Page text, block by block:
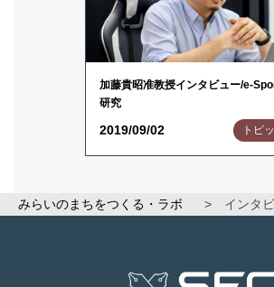
加藤貴昭准教授インタビュー/e-
研究
2019/09/02 トピ
みらいのまちをつくる・ラボ > インタ